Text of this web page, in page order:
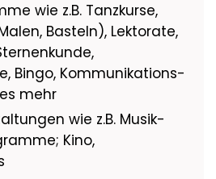
wie z.B. Tanzkurse,
Basteln), Lektorate,
Bingo, Kommunikations-
mehr
wie z.B. Musik-
Kino,